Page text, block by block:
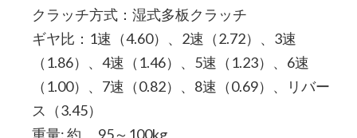
クラッチ方式：湿式多板クラッチ
ギヤ比：1速（4.60）、2速（2.72）、3速
（1.86）、4速（1.46）、5速（1.23）、6速
（1.00）、7速（0.82）、8速（0.69）、リバー
ス（3.45）
重量: 約。 95～100kg